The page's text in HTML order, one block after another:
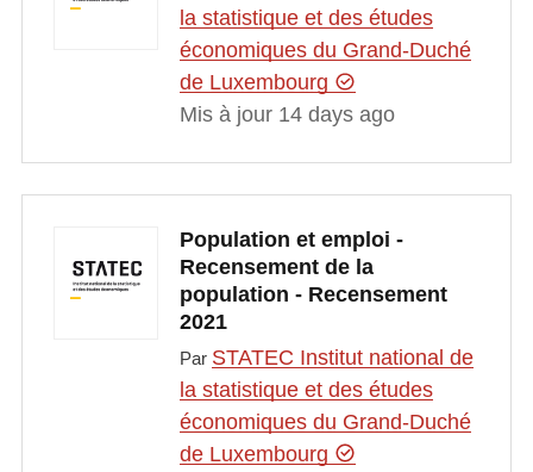
la statistique et des études
économiques du Grand-Duché
de Luxembourg
Mis à jour 14 days ago
Population et emploi -
Recensement de la
population - Recensement
2021
Par STATEC Institut national de
la statistique et des études
économiques du Grand-Duché
de Luxembourg